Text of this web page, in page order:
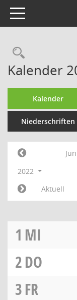
Toggle navigation
Kalender
Kalender
Niederschriften
2022
Aktuell
1 MI
2DO
3FR